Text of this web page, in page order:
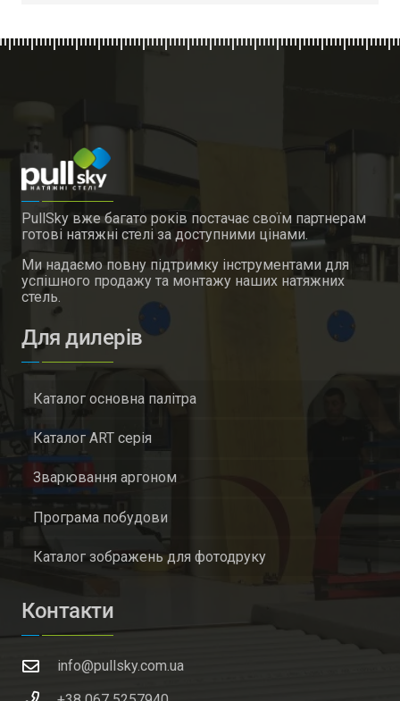
PullSky вже багато років постачає своїм партнерам
готові натяжні стелі за доступними цінами.
Ми надаємо повну підтримку інструментами для
успішного продажу та монтажу наших натяжних
стель.
Для дилерів
Каталог основна палітра
Каталог ART серія
Зварювання аргоном
Програма побудови
Каталог зображень для фотодруку
Контакти
info@pullsky.com.ua